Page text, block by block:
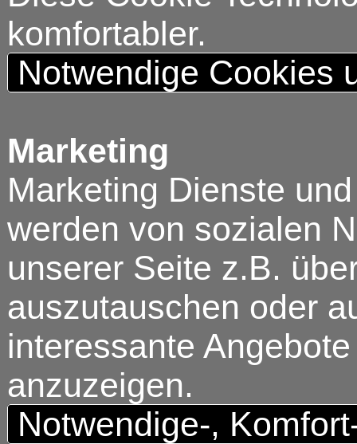
komfortabler.
Notwendige Cookies
Marketing
Marketing Dienste
werden von sozialen
unserer Seite z.B.
auszutauschen oder
interessante
anzuzeigen.
Notwendige-,